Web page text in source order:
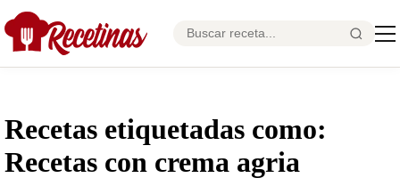
Recetas etiquetadas como:
Recetas con crema agria